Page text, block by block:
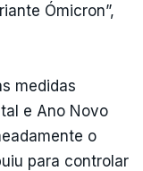
Ómicron”,
medidas
e Ano Novo
o
para controlar